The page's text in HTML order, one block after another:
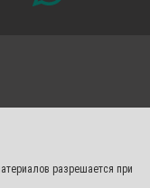
разрешается при